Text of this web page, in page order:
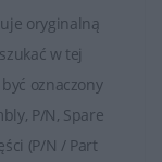
oryginalną
w tej
oznaczony
P/N, Spare
(P/N / Part